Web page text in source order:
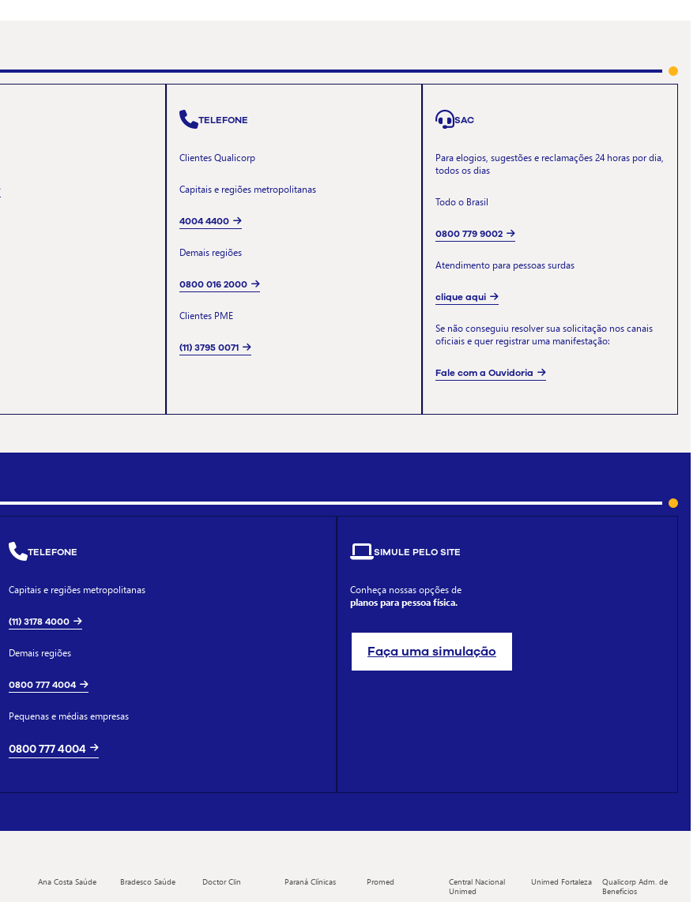
TELEFONE
Clientes Qualicorp
Capitais e regiões metropolitanas
4004 4400
Demais regiões
0800 016 2000
Clientes PME
(11) 3795 0071
SAC
Para elogios, sugestões e reclamações 24 horas por dia,
todos os dias
Todo o Brasil
0800 779 9002
Atendimento para pessoas surdas
clique aqui
Se não conseguiu resolver sua solicitação nos canais
oficiais e quer registrar uma manifestação:
Fale com a Ouvidoria
TELEFONE
Capitais e regiões metropolitanas
(11) 3178 4000
Demais regiões
0800 777 4004
Pequenas e médias empresas
0800 777 4004
SIMULE PELO SITE
Conheça nossas opções de
planos para pessoa física.
Faça uma simulação
Ana Costa Saúde Bradesco Saúde Doctor Clin Paraná Clínicas Promed
Central Nacional
Unimed
Unimed Fortaleza
Qualicorp Adm. de
Benefícios